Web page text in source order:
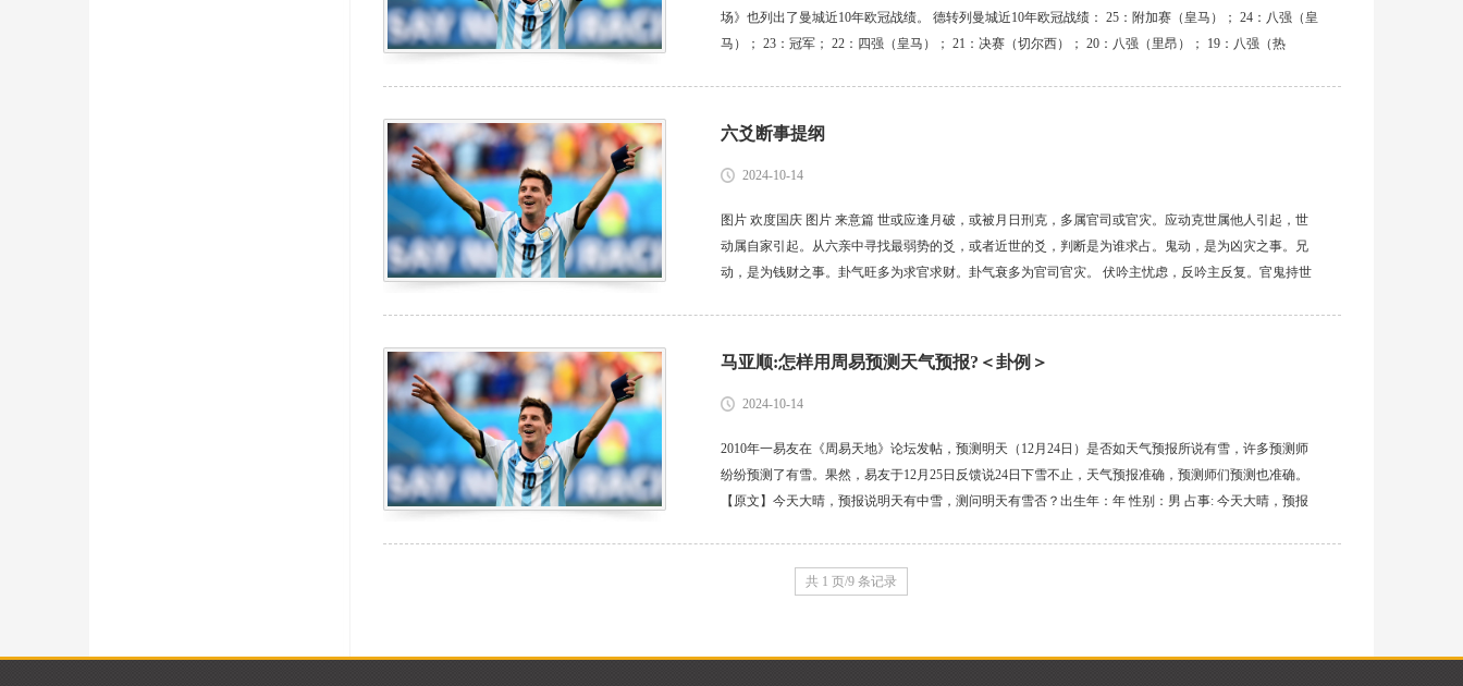
场》也列出了曼城近10年欧冠战绩。 德转列曼城近10年欧冠战绩： 25：附加赛（皇马）； 24：八强（皇
马）； 23：冠军； 22：四强（皇马）； 21：决赛（切尔西）； 20：八强（里昂）； 19：八强（热
六爻断事提纲
2024-10-14
图片 欢度国庆 图片 来意篇 世或应逢月破，或被月日刑克，多属官司或官灾。应动克世属他人引起，世
动属自家引起。从六亲中寻找最弱势的爻，或者近世的爻，判断是为谁求占。鬼动，是为凶灾之事。兄
动，是为钱财之事。卦气旺多为求官求财。卦气衰多为官司官灾。 伏吟主忧虑，反吟主反复。官鬼持世
马亚顺:怎样用周易预测天气预报?＜卦例＞
2024-10-14
2010年一易友在《周易天地》论坛发帖，预测明天（12月24日）是否如天气预报所说有雪，许多预测师
纷纷预测了有雪。果然，易友于12月25日反馈说24日下雪不止，天气预报准确，预测师们预测也准确。
【原文】今天大晴，预报说明天有中雪，测问明天有雪否？出生年：年 性别：男 占事: 今天大晴，预报
共 1 页/9 条记录